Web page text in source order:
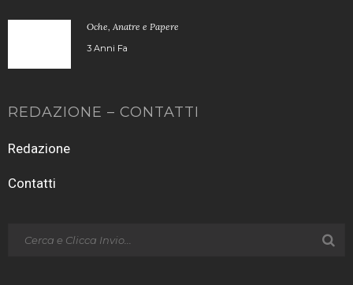
Oche, Anatre e Papere
3 Anni Fa
REDAZIONE – CONTATTI
Redazione
Contatti